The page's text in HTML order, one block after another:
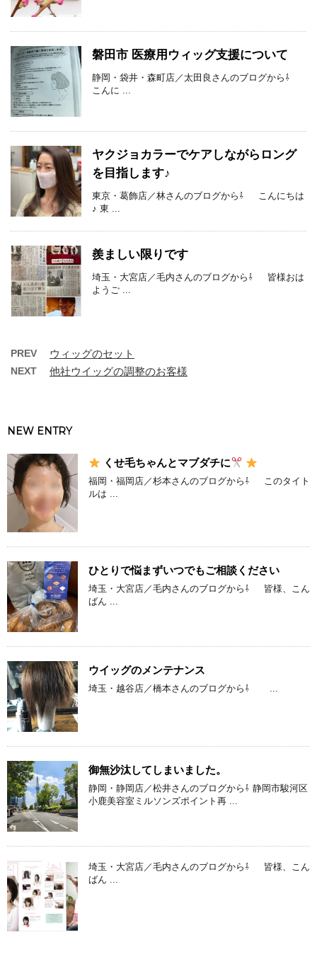
磐田市 医療用ウィッグ支援について
静岡・袋井・森町店／太田良さんのブログから⇩
こんに ...
ヤクジョカラーでケアしながらロング
を目指します♪
東京・葛飾店／林さんのブログから⇩ こんにちは
♪ 東 ...
羨ましい限りです
埼玉・大宮店／毛内さんのブログから⇩ 皆様おは
ようご ...
PREV ウィッグのセット
NEXT 他社ウイッグの調整のお客様
NEW ENTRY
くせ毛ちゃんとマブダチに
福岡・福岡店／杉本さんのブログから⇩ このタイト
ルは ...
ひとりで悩まずいつでもご相談ください
埼玉・大宮店／毛内さんのブログから⇩ 皆様、こん
ばん ...
ウイッグのメンテナンス
埼玉・越谷店／橋本さんのブログから⇩ ...
御無沙汰してしまいました。
静岡・静岡店／松井さんのブログから⇩ 静岡市駿河区
小鹿美容室ミルソンズポイント再 ...
埼玉・大宮店／毛内さんのブログから⇩ 皆様、こん
ばん ...